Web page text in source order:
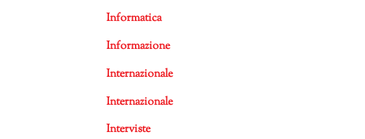
Informatica
Informazione
Internazionale
Internazionale
Interviste